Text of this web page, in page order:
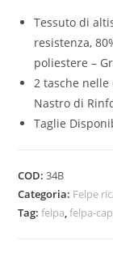
Tessuto di
resistenza, 8
poliestere –
2 tasche
Nastro di
Taglie
COD:34B
Categoria: Felpe
Tag:felpa,felpa-